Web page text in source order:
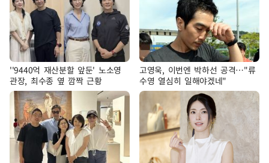
''9440억 재산분할 앞둔' 노소영
관장, 최수종 옆 깜짝 근황
고영욱, 이번엔 박하선 공격…"류
수영 열심히 일해야겠네"